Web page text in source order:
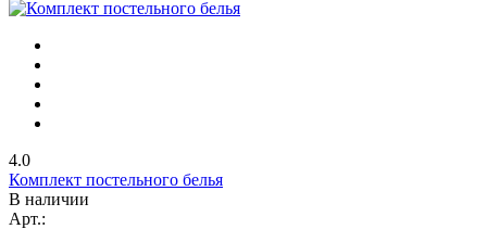
4.0
Комплект постельного белья
В наличии
Арт.: